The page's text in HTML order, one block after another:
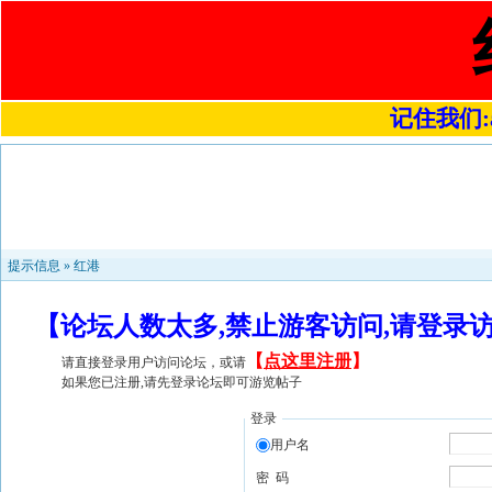
记住我们
提示信息 » 红港
【论坛人数太多,禁止游客访问,请登
请直接登录用户访问论坛，或请 【 点这里注册】
如果您已注册,请先登录论坛即可游览帖子
登录
用户名
密 码